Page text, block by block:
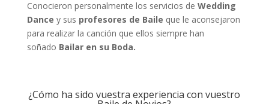
Conocieron personalmente los servicios de Wedding
Dance y sus profesores de Baile que le aconsejaron
para realizar la canción que ellos siempre han
soñado Bailar en su Boda.
¿Cómo ha sido vuestra experiencia con vuestro